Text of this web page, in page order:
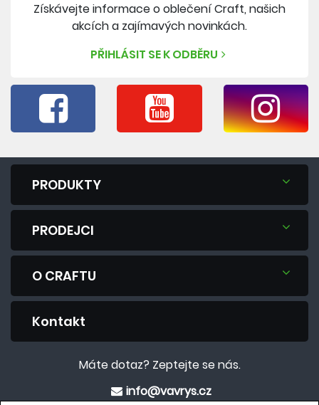
Získávejte informace o oblečení Craft, našich
akcích a zajímavých novinkách.
PŘIHLÁSIT SE K ODBĚRU
PRODUKTY
PRODEJCI
O CRAFTU
Kontakt
Máte dotaz? Zeptejte se nás.
info@vavrys.cz